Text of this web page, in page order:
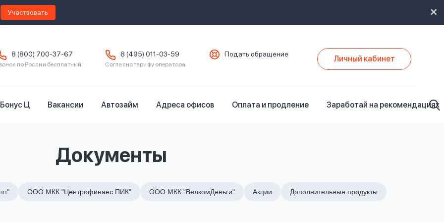
Участвовать
8 (800) 700-37-67
по России бесплатный
8 (495) 011-03-59
Согласно тарифу оператора
Подать обращение Личный кабинет
Бонус Ц Вакансии Автозайм Адреса офисов Оплата и продление Заработай на рекомендациях
Документы
ООО МКК "Центрофинанс ПИК" ООО МКК "ВелкомДеньги" Акции Дополнительные продукты